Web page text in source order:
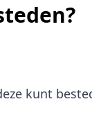
kunt